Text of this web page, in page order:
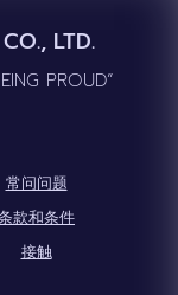
LTD.
PROUD”
常问问题
款和条件
接触